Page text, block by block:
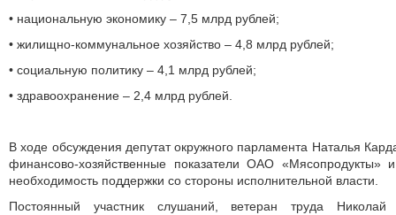
• национальную экономику – 7,5 млрд рублей;
• жилищно-коммунальное хозяйство – 4,8 млрд рублей;
• социальную политику – 4,1 млрд рублей;
• здравоохранение – 2,4 млрд рублей.
В ходе обсуждения депутат окружного парламента Наталья
финансово-хозяйственные показатели ОАО «Мясопродукты»
необходимость поддержки со стороны исполнительной власти.
Постоянный участник слушаний, ветеран труда